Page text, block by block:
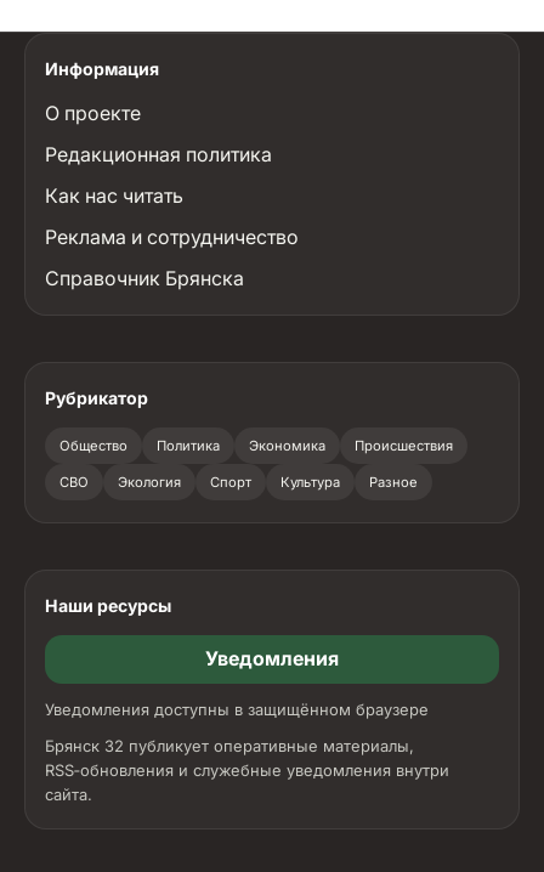
Информация
О проекте
Редакционная политика
Как нас читать
Реклама и сотрудничество
Справочник Брянска
Рубрикатор
Общество Политика Экономика Происшествия
СВО Экология Спорт Культура Разное
Наши ресурсы
Уведомления
Уведомления доступны в защищённом браузере
Брянск 32 публикует оперативные материалы,
RSS‑обновления и служебные уведомления внутри
сайта.